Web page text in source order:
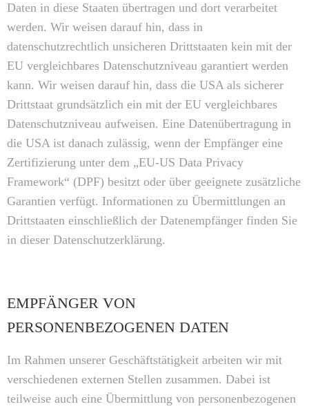
Daten in diese Staaten übertragen und dort verarbeitet
werden. Wir weisen darauf hin, dass in
datenschutzrechtlich unsicheren Drittstaaten kein mit der
EU vergleichbares Datenschutzniveau garantiert werden
kann. Wir weisen darauf hin, dass die USA als sicherer
Drittstaat grundsätzlich ein mit der EU vergleichbares
Datenschutzniveau aufweisen. Eine Datenübertragung in
die USA ist danach zulässig, wenn der Empfänger eine
Zertifizierung unter dem „EU-US Data Privacy
Framework“ (DPF) besitzt oder über geeignete zusätzliche
Garantien verfügt. Informationen zu Übermittlungen an
Drittstaaten einschließlich der Datenempfänger finden Sie
in dieser Datenschutzerklärung.
EMPFÄNGER VON
PERSONENBEZOGENEN DATEN
Im Rahmen unserer Geschäftstätigkeit arbeiten wir mit
verschiedenen externen Stellen zusammen. Dabei ist
teilweise auch eine Übermittlung von personenbezogenen